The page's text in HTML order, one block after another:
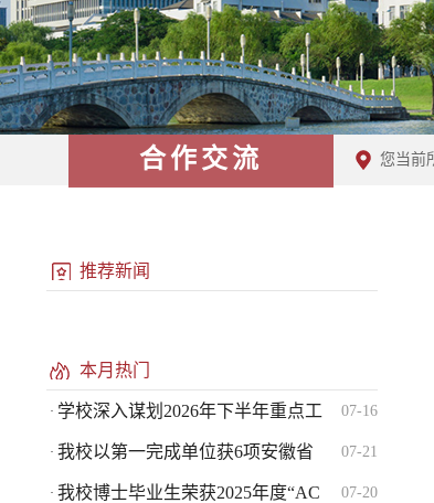
合作交流 您当前
推荐新闻
本月热门
· 学校深入谋划2026年下半年重点工 07-16
· 我校以第一完成单位获6项安徽省 07-21
· 我校博士毕业生荣获2025年度“AC 07-20